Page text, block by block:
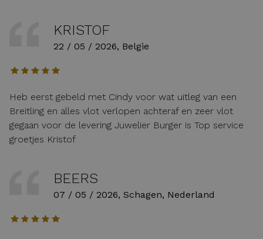
KRISTOF
22 / 05 / 2026, Belgie
Heb eerst gebeld met Cindy voor wat uitleg van een
Breitling en alles vlot verlopen achteraf en zeer vlot
gegaan voor de levering Juwelier Burger is Top service
groetjes Kristof
BEERS
07 / 05 / 2026, Schagen, Nederland